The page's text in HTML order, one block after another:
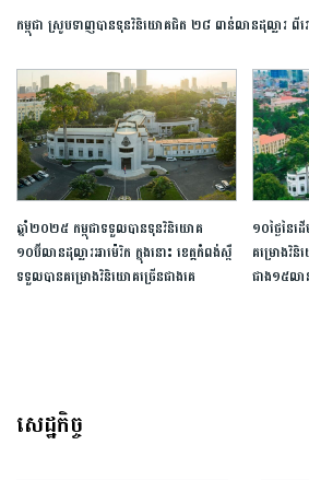
កម្ពុជា ស្រូបទាញបានទុនវិនិយោគជិត ២៨ ពាន់លានដុល្លារ ពី
ឆ្នាំ២០២៥ កម្ពុជាទទួលបានទុនវិនិយោគ
១០ប៊ីលានដុល្លារអាម៉េរិក ក្នុងនោះ ខេត្តកំពង់ស្ពឺ
ទទួលបានគម្រោង​វិនិយោគ​ច្រើនជាងគេ
១០ថ្ងៃនៃដ
គម្រោងវិ
ជាង១៥លា
សេដ្ឋកិច្ច